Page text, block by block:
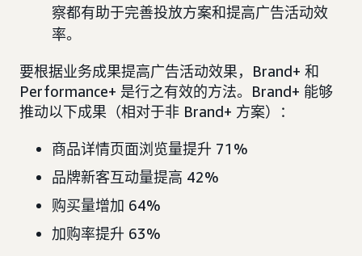
察都有助于完善投放方案和提高广告活动效
率。
要根据业务成果提高广告活动效果，Brand+ 和
Performance+ 是行之有效的方法。Brand+ 能够
推动以下成果（相对于非 Brand+ 方案）：
商品详情页面浏览量提升 71%
品牌新客互动量提高 42%
购买量增加 64%
加购率提升 63%